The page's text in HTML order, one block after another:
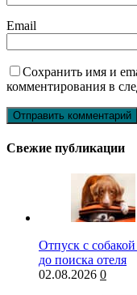
Email
Сохранить имя и
комментирования в
Свежие публикации
Отпуск с
до поиска отеля
02.08.2026 0